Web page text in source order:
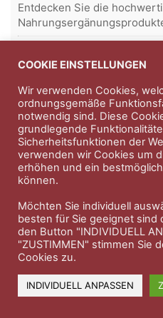
Entdecken Sie die
Versicherungen und
Impressum
Datenschutzerklärung
COOKIE EINSTELLUNGEN
Wir verwenden Cookies,
ordnungsgemäße
notwendig sind. Diese
grundlegende
Sicherheitsfunktionen der
verwenden wir Cookies um
erhöhen und ein
können.
Möchten Sie individuell
besten für Sie geeignet sind
den Button "INDIVIDUELL
"ZUSTIMMEN" stimmen Sie
Cookies zu.
INDIVIDUELL ANPASSEN